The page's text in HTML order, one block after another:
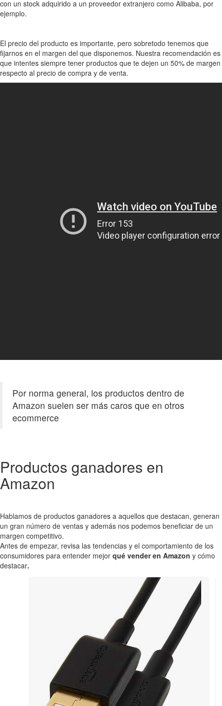
con un stock adquirido a un proveedor extranjero como Alibaba, por
ejemplo.
El precio del producto es importante, pero sobretodo tenemos que
fijarnos en el margen del que disponemos. Nuestra recomendación es
que intentes siempre tener productos que te dejen un 50% de margen
respecto al precio de compra y de venta.
Por norma general, los productos dentro de
Amazon suelen ser más caros que en otros
ecommerce
Productos ganadores en
Amazon
Hablamos de productos ganadores a aquellos que destacan, generan
un gran número de ventas y además nos podemos beneficiar de un
margen competitivo.
Antes de empezar, revisa las tendencias y el comportamiento de los
consumidores para entender mejor qué vender en Amazon y cómo
destacar.